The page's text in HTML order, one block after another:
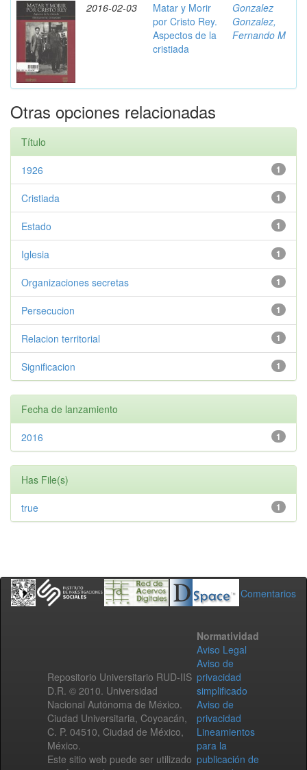
2016-02-03
Matar y Morir
por Cristo Rey.
Aspectos de la
cristiada
Gonzalez
Gonzalez,
Fernando M
Otras opciones relacionadas
Título
1
1926
1
Cristiada
1
Estado
1
Iglesia
1
Organizaciones secretas
1
Persecucion
1
Relacion territorial
1
Significacion
Fecha de lanzamiento
1
2016
Has File(s)
1
true
Comentarios
Repositorio Universitario RUD-IIS
D.R. © 2010. Universidad
Nacional Autónoma de México.
Ciudad Universitaria, Coyoacán,
C. P. 04510, Ciudad de México,
México.
Este sitio web puede ser utilizado
Normatividad
Aviso Legal
Aviso de
privacidad
simplificado
Aviso de
privacidad
Lineamientos
para la
publicación de